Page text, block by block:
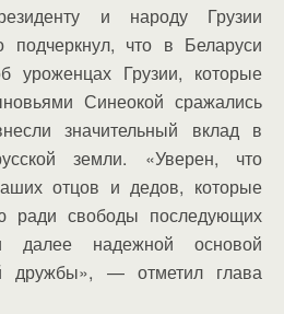
и народу Грузии
подчеркнул, что в Беларуси
уроженцах Грузии, которые
Синеокой сражались
значительный вклад в
земли. «Уверен, что
отцов и дедов, которые
ради свободы последующих
далее надежной основой
дружбы», — отметил глава